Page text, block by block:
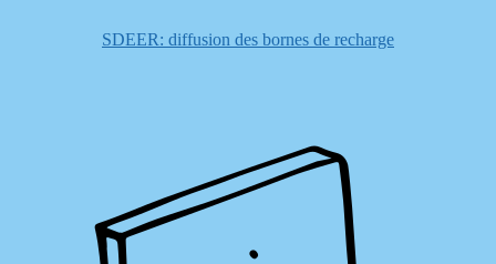
SDEER: diffusion des bornes de recharge